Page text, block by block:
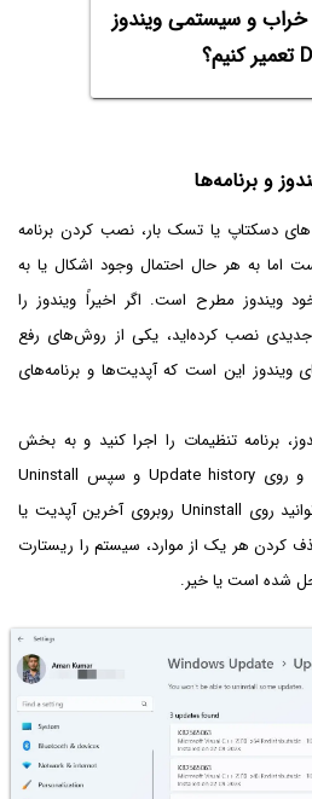
و سیستمی ویندوز
و برنامه‌ها
دسکتاپ یا تسک بار، نصب کردن برنامه
اما به هر حال احتمال وجود اشکال یا به
ویندوز مطرح است. اگر اخیراً ویندوز را
جدیدی نصب کرده‌اید، یکی از روش‌های رفع
این است که آپدیت‌ها و برنامه‌های
برنامه تنظیمات را اجرا کنید و به بخش
Windows Update مراجعه کنید و روی Update history و سپس Uninstall
updates کلیک کنید. اکنون می‌توانید روی Uninstall روبروی آخرین آپدیت یا
کردن هر یک از موارد، سیستم را ریستارت
شده است یا خیر.